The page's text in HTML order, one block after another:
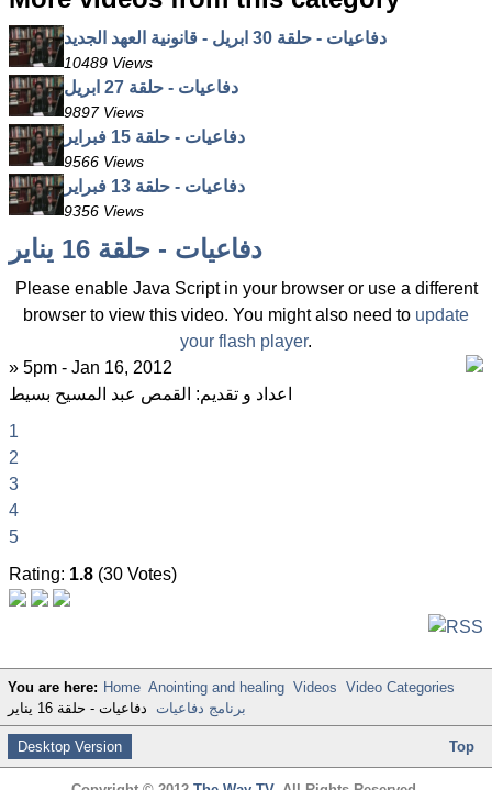
دفاعيات - حلقة 30 ابريل - قانونية العهد الجديد
10489 Views
دفاعيات - حلقة 27 ابريل
9897 Views
دفاعيات - حلقة 15 فبراير
9566 Views
دفاعيات - حلقة 13 فبراير
9356 Views
دفاعيات - حلقة 16 يناير
Please enable Java Script in your browser or use a different
browser to view this video. You might also need to update
your flash player.
» 5pm - Jan 16, 2012
اعداد و تقديم: القمص عبد المسيح بسيط
1
2
3
4
5
Rating: 1.8 (30 Votes)
You are here: Home Anointing and healing Videos Video Categories
برنامج دفاعيات دفاعيات - حلقة 16 يناير
Desktop Version Top